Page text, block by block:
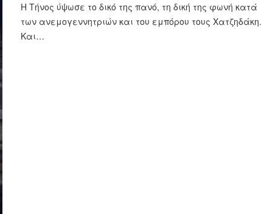
Η Τήνος ύψωσε το δικό της πανό, τη δική της φωνή κατά
των ανεμογεννητριών και του εμπόρου τους Χατζηδάκη.
Και…